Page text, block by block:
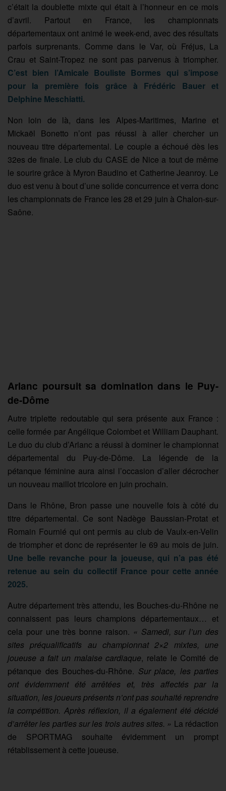
c’était la doublette mixte qui était à l’honneur en ce mois
d’avril. Partout en France, les championnats
départementaux ont animé le week-end, avec des résultats
parfois surprenants. Comme dans le Var, où Fréjus, La
Crau et Saint-Tropez ne sont pas parvenus à triompher.
C’est bien l’Amicale Bouliste Bormes qui s’impose
pour la première fois grâce à Frédéric Bauer et
Delphine Meschiatti.
Non loin de là, dans les Alpes-Maritimes, Marine et
Mickaël Bonetto n’ont pas réussi à aller chercher un
nouveau titre départemental. Le couple a échoué dès les
32es de finale. Le club du CASE de Nice a tout de même
le sourire grâce à Myron Baudino et Catherine Jeanroy. Le
duo est venu à bout d’une solide concurrence et verra donc
les championnats de France les 28 et 29 juin à Chalon-sur-
Saône.
Arlanc poursuit sa domination dans le Puy-
de-Dôme
Autre triplette redoutable qui sera présente aux France :
celle formée par Angélique Colombet et William Dauphant.
Le duo du club d’Arlanc a réussi à dominer le championnat
départemental du Puy-de-Dôme. La légende de la
pétanque féminine aura ainsi l’occasion d’aller décrocher
un nouveau maillot tricolore en juin prochain.
Dans le Rhône, Bron passe une nouvelle fois à côté du
titre départemental. Ce sont Nadège Baussian-Protat et
Romain Fournié qui ont permis au club de Vaulx-en-Velin
de triompher et donc de représenter le 69 au mois de juin.
Une belle revanche pour la joueuse, qui n’a pas été
retenue au sein du collectif France pour cette année
2025.
Autre département très attendu, les Bouches-du-Rhône ne
connaissent pas leurs champions départementaux… et
cela pour une très bonne raison. « Samedi, sur l’un des
sites préqualificatifs au championnat 2×2 mixtes, une
joueuse a fait un malaise cardiaque, relate le Comité de
pétanque des Bouches-du-Rhône. Sur place, les parties
ont évidemment été arrêtées et, très affectés par la
situation, les joueurs présents n’ont pas souhaité reprendre
la compétition. Après réflexion, il a également été décidé
d’arrêter les parties sur les trois autres sites. » La rédaction
de SPORTMAG souhaite évidemment un prompt
rétablissement à cette joueuse.